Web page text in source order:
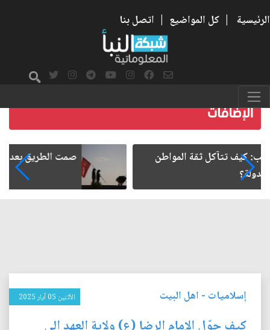
الرئيسية | كل المواضيع | اتصل بنا
صمت الطريق بعد الأربعين
إسلاميات - اهل البيت الأثنين 05 آيار 2025